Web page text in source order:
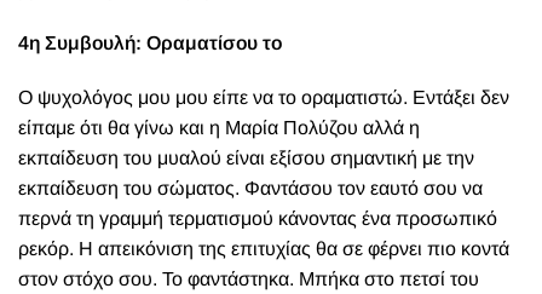
4η Συμβουλή: Οραματίσου το
Ο ψυχολόγος μου μου είπε να το οραματιστώ. Εντάξει δεν
είπαμε ότι θα γίνω και η Μαρία Πολύζου αλλά η
εκπαίδευση του μυαλού είναι εξίσου σημαντική με την
εκπαίδευση του σώματος. Φαντάσου τον εαυτό σου να
περνά τη γραμμή τερματισμού κάνοντας ένα προσωπικό
ρεκόρ. Η απεικόνιση της επιτυχίας θα σε φέρνει πιο κοντά
στον στόχο σου. Το φαντάστηκα. Μπήκα στο πετσί του